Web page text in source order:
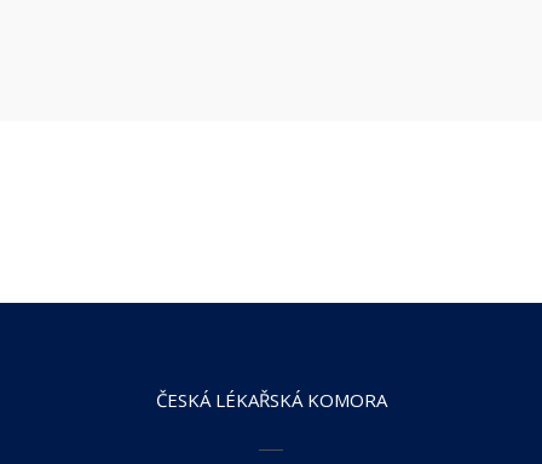
ČESKÁ LÉKAŘSKÁ KOMORA